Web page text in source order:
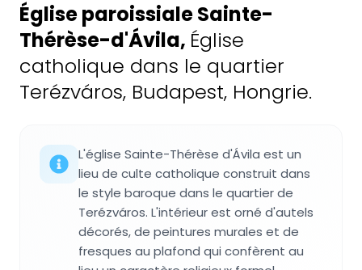
Église paroissiale Sainte-
Thérèse-d'Ávila, Église
catholique dans le quartier
Terézváros, Budapest, Hongrie.
L'église Sainte-Thérèse d'Ávila est un
lieu de culte catholique construit dans
le style baroque dans le quartier de
Terézváros. L'intérieur est orné d'autels
décorés, de peintures murales et de
fresques au plafond qui confèrent au